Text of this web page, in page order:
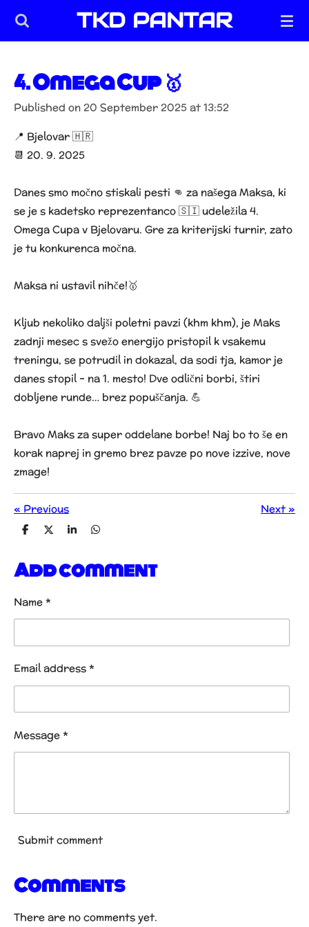
Skip
content
TKD PANTAR
4. Omega Cup 🥇
Published on 20 September 2025 at 13:52
📍 Bjelovar 🇭🇷
📆 20. 9. 2025
Danes smo močno stiskali pesti 👊 za našega Maksa, ki
se je s kadetsko reprezentanco 🇸🇮 udeležila 4.
Omega Cupa v Bjelovaru. Gre za kriterijski turnir, zato
je tu konkurenca močna.
Maksa ni ustavil nihče!🥇
Kljub nekoliko daljši poletni pavzi (khm khm), je Maks
zadnji mesec s svežo energijo pristopil k vsakemu
treningu, se potrudil in dokazal, da sodi tja, kamor je
danes stopil – na 1. mesto! Dve odlični borbi, štiri
dobljene runde… brez popuščanja. 💪
Bravo Maks za super oddelane borbe! Naj bo to še en
korak naprej in gremo brez pavze po nove izzive, nove
zmage!
« Previous Next»
S
r
e
S
r
e
S
r
e
S
r
e
Add comment
Name *
Email address *
Message *
Submit comment
Comments
There are no comments yet.